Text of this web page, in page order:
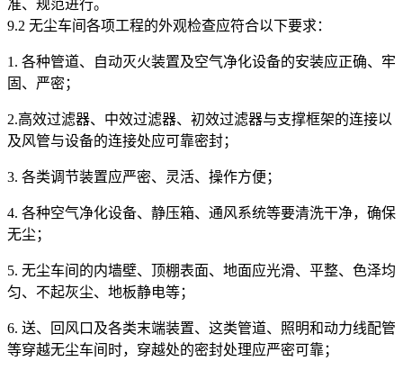
准、规范进行。
9.2 无尘车间各项工程的外观检查应符合以下要求：
1. 各种管道、自动灭火装置及空气净化设备的安装应正确、牢
固、严密；
2.高效过滤器、中效过滤器、初效过滤器与支撑框架的连接以
及风管与设备的连接处应可靠密封；
3. 各类调节装置应严密、灵活、操作方便；
4. 各种空气净化设备、静压箱、通风系统等要清洗干净，确保
无尘；
5. 无尘车间的内墙壁、顶棚表面、地面应光滑、平整、色泽均
匀、不起灰尘、地板静电等；
6. 送、回风口及各类末端装置、这类管道、照明和动力线配管
等穿越无尘车间时，穿越处的密封处理应严密可靠；